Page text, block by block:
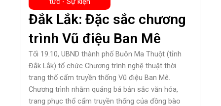
Đắk Lắk: Đặc sắc chương
trình Vũ điệu Ban Mê
Tối 19.10, UBND thành phố Buôn Ma Thuột (tỉnh
Đắk Lắk) tổ chức Chương trình nghệ thuật thời
trang thổ cẩm truyền thống Vũ điệu Ban Mê.
Chương trình nhằm quảng bá bản sắc văn hóa,
trang phục thổ cẩm truyền thống của đồng bào